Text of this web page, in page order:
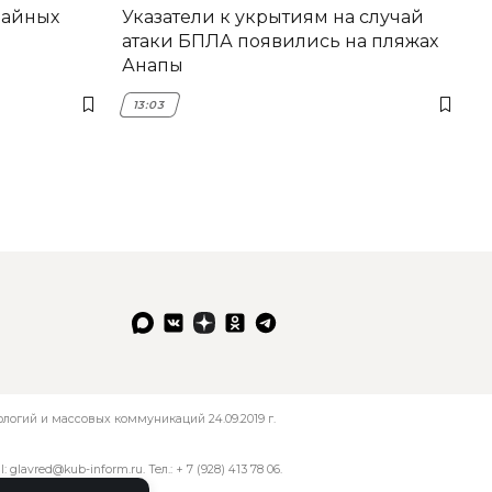
Указатели к укрытиям на случай
атаки БПЛА появились на пляжах
Анапы
13:03
и массовых коммуникаций 24.09.2019 г.
glavred@kub-inform.ru. Тел.: + 7 (928) 413 78 06.